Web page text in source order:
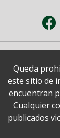
Queda
este sitio de
encuentran
Cualquier
publicados